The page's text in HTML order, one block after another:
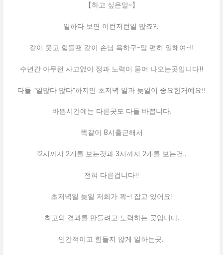
【하고 싶은말~】
일하다 보면 이런저런일 많죠?..
같이 웃고 힘들땐 같이 손님 욕하구~맘 편히 일해여~!!
수년간 아무런 사고없이 정과 노력이 묻어 나오는곳입니다!!
다들 “일많다 많다”하지만 초저녁 일과 늦일이 중요한거예요!!
바쁜시간에는 다른곳도 다들 바쁩니다.
똑같이 8시출근해서
12시까지 2개를 보는것과 3시까지 2개를 보는건..
전혀 다른겁니다!!
초저녁일 늦일 저희가 꽉~! 잡고 있어요!
최고의 결과를 만들려고 노력하는 곳입니다.
인간적이고 힘들지 않게 일하는곳..